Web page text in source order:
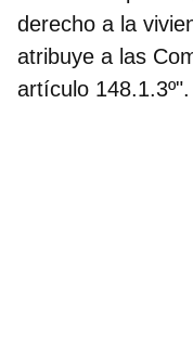
derecho a la
atribuye a las
artículo 148.1.3º".